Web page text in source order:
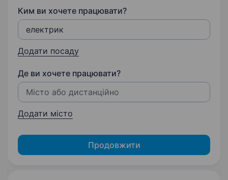
Ким ви хочете працювати?
Додати посаду
Де ви хочете працювати?
Додати місто
Продовжити